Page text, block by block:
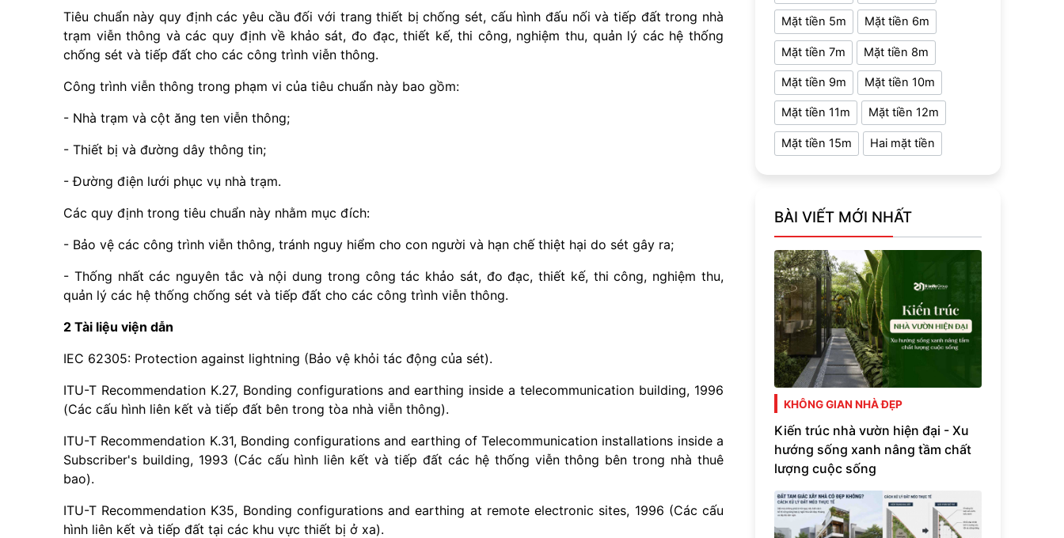
Tiêu chuẩn này quy định các yêu cầu đối với trang thiết bị chống sét, cấu hình đấu nối và tiếp đất trong nhà
trạm viễn thông và các quy định về khảo sát, đo đạc, thiết kế, thi công, nghiệm thu, quản lý các hệ thống
chống sét và tiếp đất cho các công trình viễn thông.
Công trình viễn thông trong phạm vi của tiêu chuẩn này bao gồm:
- Nhà trạm và cột ăng ten viễn thông;
- Thiết bị và đường dây thông tin;
- Đường điện lưới phục vụ nhà trạm.
Các quy định trong tiêu chuẩn này nhằm mục đích:
- Bảo vệ các công trình viễn thông, tránh nguy hiểm cho con người và hạn chế thiệt hại do sét gây ra;
- Thống nhất các nguyên tắc và nội dung trong công tác khảo sát, đo đạc, thiết kế, thi công, nghiệm thu,
quản lý các hệ thống chống sét và tiếp đất cho các công trình viễn thông.
2 Tài liệu viện dẫn
IEC 62305: Protection against lightning (Bảo vệ khỏi tác động của sét).
ITU-T Recommendation K.27, Bonding configurations and earthing inside a telecommunication building, 1996
(Các cấu hình liên kết và tiếp đất bên trong tòa nhà viễn thông).
ITU-T Recommendation K.31, Bonding configurations and earthing of Telecommunication installations inside a
Subscriber's building, 1993 (Các cấu hình liên kết và tiếp đất các hệ thống viễn thông bên trong nhà thuê
bao).
ITU-T Recommendation K35, Bonding configurations and earthing at remote electronic sites, 1996 (Các cấu
hình liên kết và tiếp đất tại các khu vực thiết bị ở xa).
Mặt tiền 5m Mặt tiền 6m
Mặt tiền 7m Mặt tiền 8m
Mặt tiền 9m Mặt tiền 10m
Mặt tiền 11m Mặt tiền 12m
Mặt tiền 15m Hai mặt tiền
BÀI VIẾT MỚI NHẤT
KHÔNG GIAN NHÀ ĐẸP
Kiến trúc nhà vườn hiện đại - Xu
hướng sống xanh nâng tầm chất
lượng cuộc sống